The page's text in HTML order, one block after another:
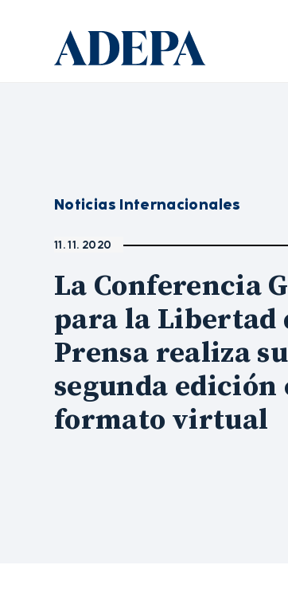
Noticias Internacionales
11. 11. 2020
La Conferencia
para la Libertad
Prensa realiza su
segunda edición
formato virtual